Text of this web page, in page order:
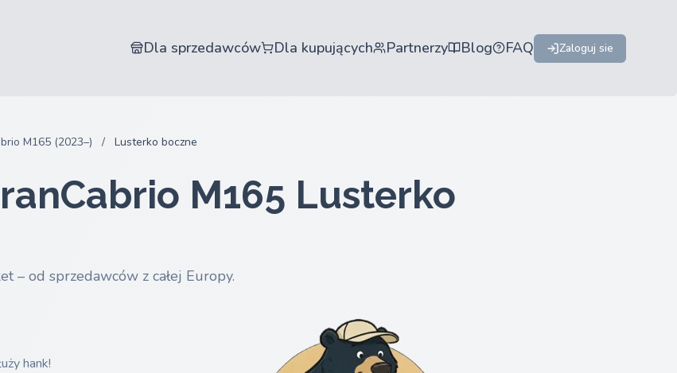
Dla sprzedawców Dla kupujących Partnerzy Blog FAQ Zaloguj sie
M165 (2023–) / Lusterko boczne
M165 Lusterko
– od sprzedawców z całej Europy.
hank!